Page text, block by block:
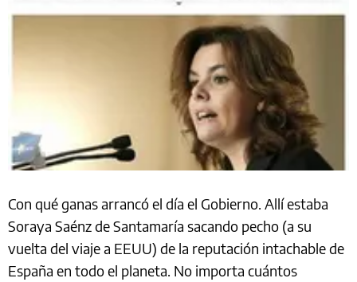
Con qué ganas arrancó el día el Gobierno. Allí estaba
Soraya Saénz de Santamaría sacando pecho (a su
vuelta del viaje a EEUU) de la reputación intachable de
España en todo el planeta. No importa cuántos